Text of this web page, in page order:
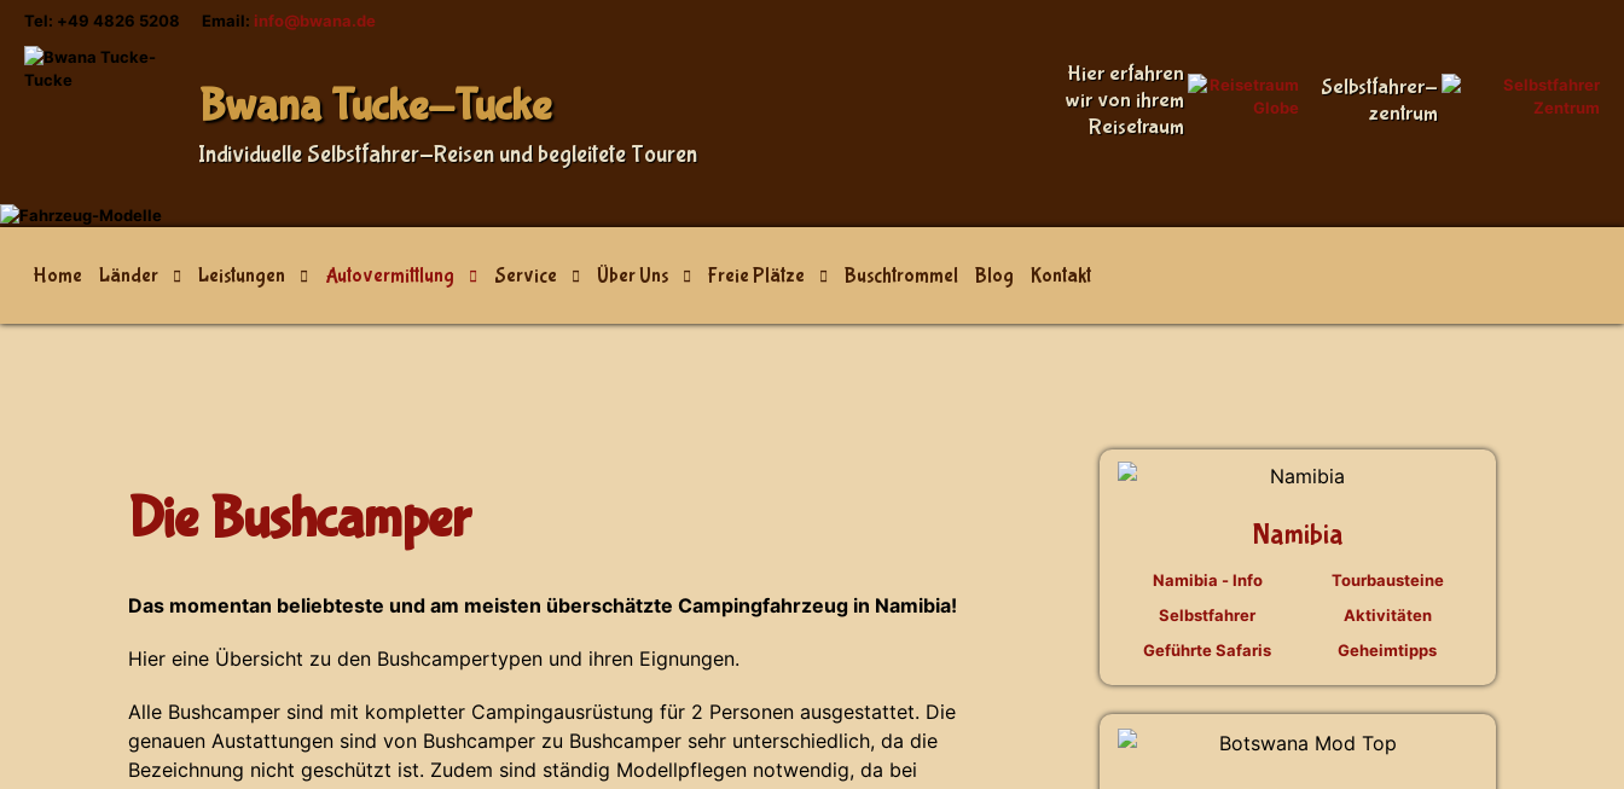
Tel: +49 4826 5208 Email: info@bwana.de
Sprache auswählen
Bwana Tucke-Tucke
Individuelle Selbstfahrer-Reisen und begleitete Touren
Hier erfahren
wir von ihrem
Reisetraum
Selbstfahrer-
zentrum
Home Länder Leistungen Autovermittlung Service Über Uns Freie Plätze Buschtrommel Blog Kontakt
Die Bushcamper
Das momentan beliebteste und am meisten überschätzte Campingfahrzeug in Namibia!
Hier eine Übersicht zu den Bushcampertypen und ihren Eignungen.
Alle Bushcamper sind mit kompletter Campingausrüstung für 2 Personen ausgestattet. Die
genauen Austattungen sind von Bushcamper zu Bushcamper sehr unterschiedlich, da die
Bezeichnung nicht geschützt ist. Zudem sind ständig Modellpflegen notwendig, da bei
Namibia
Namibia - Info
Selbstfahrer
Geführte Safaris
Tourbausteine
Aktivitäten
Geheimtipps